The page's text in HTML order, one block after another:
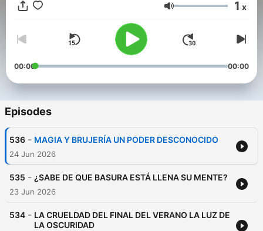
así como relatos cautivadores sobre ovnis, brujería y teorías de
horóscopos, predicciones y el enfoque esotérico de la
sexualidad, proporcionando herramientas prácticas para
aplicar la ley de atracción, meditación y liderazgo en tu vida
diaria. Este podcast es el compañero ideal para quienes
en: https://radiokronos.com
Volume 1 x
00:00 00:00
Episodes
536 - MAGIA Y BRUJERÍA UN PODER DESCONOCIDO
24 Jun 2026
535 - ¿SABE DE QUE BASURA ESTÁ LLENA SU MENTE?
23 Jun 2026
534 - LA CRUELDAD DEL FINAL DEL VERANO LA LUZ DE
LA OSCURIDAD